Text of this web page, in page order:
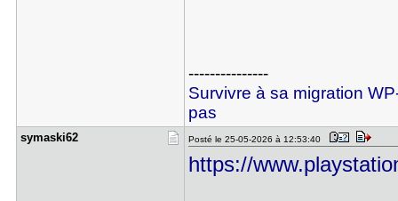
---------------
Survivre à sa migration
pas
symaski62 Posté le 25-05-2026 à 12:53:40
https://